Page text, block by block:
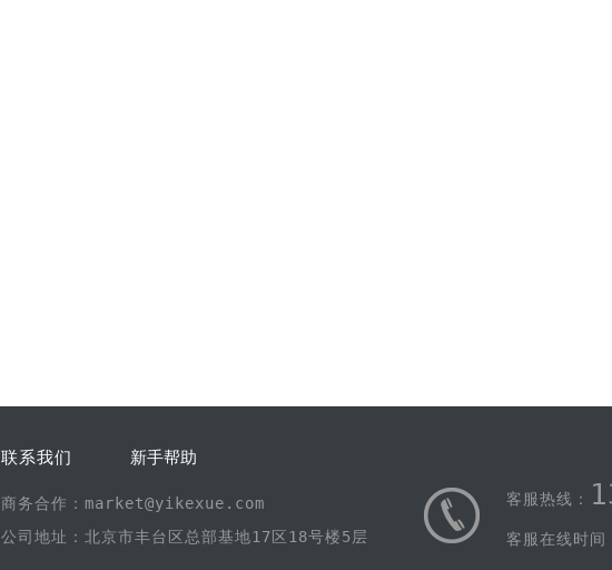
联系我们 新手帮助
商务合作：market@yikexue.com
公司地址：北京市丰台区总部基地17区18号楼5层
客服热线：
客服在线时